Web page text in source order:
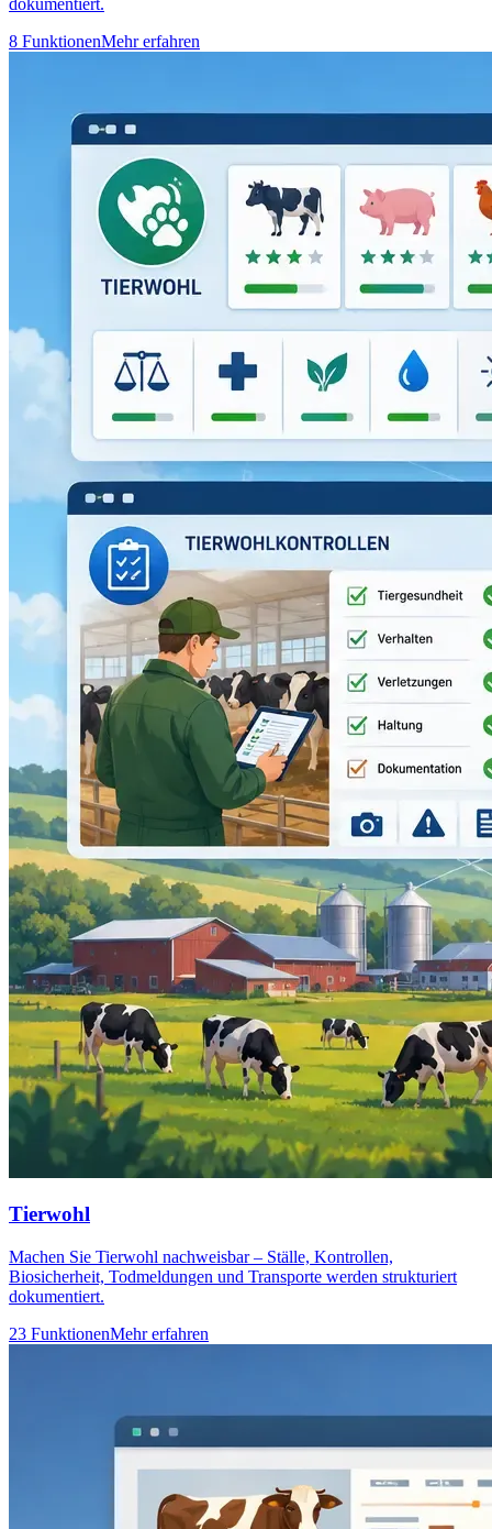
8 FunktionenMehr erfahren
Tierwohl
Machen Sie Tierwohl nachweisbar – Ställe, Kontrollen,
Biosicherheit, Todmeldungen und Transporte werden strukturiert
dokumentiert.
23 FunktionenMehr erfahren